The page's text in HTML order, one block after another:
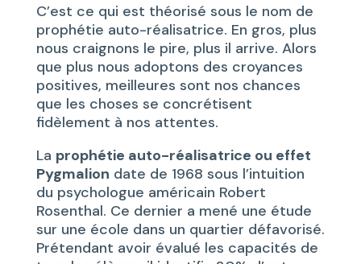
C’est ce qui est théorisé sous le nom de
prophétie auto-réalisatrice. En gros, plus
nous craignons le pire, plus il arrive. Alors
que plus nous adoptons des croyances
positives, meilleures sont nos chances
que les choses se concrétisent
fidèlement à nos attentes.
La prophétie auto-réalisatrice ou effet
Pygmalion date de 1968 sous l’intuition
du psychologue américain Robert
Rosenthal. Ce dernier a mené une étude
sur une école dans un quartier défavorisé.
Prétendant avoir évalué les capacités de